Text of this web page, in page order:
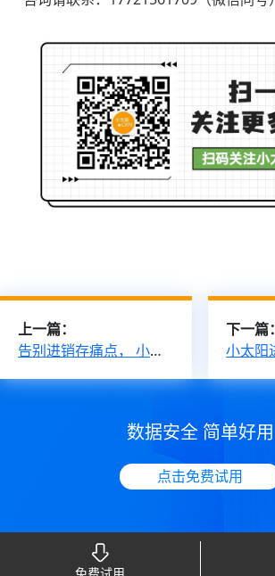
上一篇：
告别进销存痛点， 小太阳系统轻松管理新体验！
下一篇：
数据安全 简单好用
点击免费试用